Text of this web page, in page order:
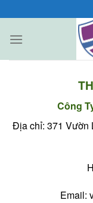
to
content
Công
Địa chỉ: 371 Vườn
Email: